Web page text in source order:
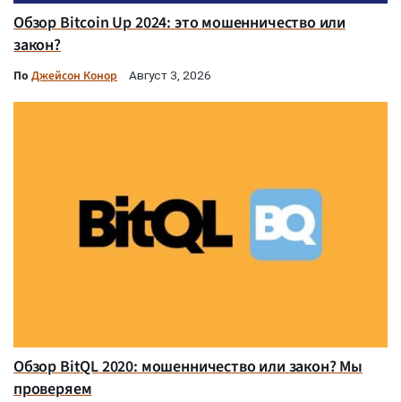
Обзор Bitcoin Up 2024: это мошенничество или
закон?
По Джейсон Конор Август 3, 2026
Обзор BitQL 2020: мошенничество или закон? Мы
проверяем